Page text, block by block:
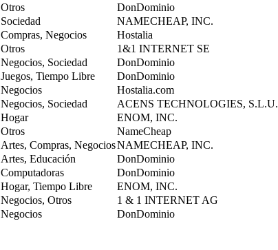
Otros DonDominio
Sociedad NAMECHEAP, INC.
Compras, Negocios Hostalia
Otros 1&1 INTERNET SE
Negocios, Sociedad DonDominio
Juegos, Tiempo Libre DonDominio
Negocios Hostalia.com
Negocios, Sociedad ACENS TECHNOLOGIES, S.L.U.
Hogar ENOM, INC.
Otros NameCheap
Artes, Compras, NegociosNAMECHEAP, INC.
Artes, Educación DonDominio
Computadoras DonDominio
Hogar, Tiempo Libre ENOM, INC.
Negocios, Otros 1 & 1 INTERNET AG
Negocios DonDominio